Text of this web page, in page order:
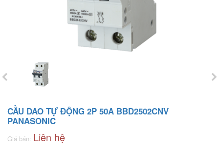
CẦU DAO TỰ ĐỘNG 2P 50A BBD2502CNV
PANASONIC
Giá bán: Liên hệ